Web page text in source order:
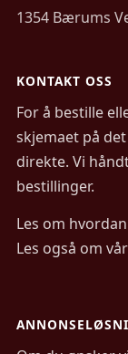
1354 Bærums
KONTAKT OSS
For å bestille
skjemaet på
direkte. Vi
bestillinger.
Les om
Les også om